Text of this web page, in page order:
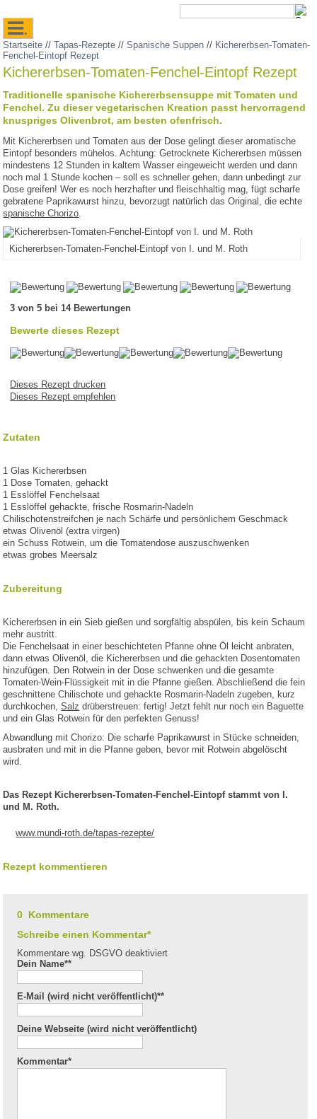
.
Startseite //Tapas-Rezepte //Spanische Suppen // Kichererbsen-Tomaten-
Fenchel-Eintopf Rezept
Kichererbsen-Tomaten-Fenchel-Eintopf Rezept
Traditionelle spanische Kichererbsensuppe mit Tomaten und
Fenchel. Zu dieser vegetarischen Kreation passt hervorragend
knuspriges Olivenbrot, am besten ofenfrisch.
Mit Kichererbsen und Tomaten aus der Dose gelingt dieser aromatische
Eintopf besonders mühelos. Achtung: Getrocknete Kichererbsen müssen
mindestens 12 Stunden in kaltem Wasser eingeweicht werden und dann
noch mal 1 Stunde kochen – soll es schneller gehen, dann unbedingt zur
Dose greifen! Wer es noch herzhafter und fleischhaltig mag, fügt scharfe
gebratene Paprikawurst hinzu, bevorzugt natürlich das Original, die echte
spanische Chorizo.
Kichererbsen-Tomaten-Fenchel-Eintopf von I. und M. Roth
3 von 5 bei 14 Bewertungen
Bewerte dieses Rezept
Dieses Rezept drucken
Dieses Rezept empfehlen
Zutaten
1 Glas Kichererbsen
1 Dose Tomaten, gehackt
1 Esslöffel Fenchelsaat
1 Esslöffel gehackte, frische Rosmarin-Nadeln
Chilischotenstreifchen je nach Schärfe und persönlichem Geschmack
etwas Olivenöl (extra virgen)
ein Schuss Rotwein, um die Tomatendose auszuschwenken
etwas grobes Meersalz
Zubereitung
Kichererbsen in ein Sieb gießen und sorgfältig abspülen, bis kein Schaum
mehr austritt.
Die Fenchelsaat in einer beschichteten Pfanne ohne Öl leicht anbraten,
dann etwas Olivenöl, die Kichererbsen und die gehackten Dosentomaten
hinzufügen. Den Rotwein in der Dose schwenken und die gesamte
Tomaten-Wein-Flüssigkeit mit in die Pfanne gießen. Abschließend die fein
geschnittene Chilischote und gehackte Rosmarin-Nadeln zugeben, kurz
durchkochen,Salz drüberstreuen: fertig! Jetzt fehlt nur noch ein Baguette
und ein Glas Rotwein für den perfekten Genuss!
Abwandlung mit Chorizo: Die scharfe Paprikawurst in Stücke schneiden,
ausbraten und mit in die Pfanne geben, bevor mit Rotwein abgelöscht
wird.
Das Rezept Kichererbsen-Tomaten-Fenchel-Eintopf stammt von I.
und M. Roth.
www.mundi-roth.de/tapas-rezepte/
Rezept kommentieren
0 Kommentare
Schreibe einen Kommentar*
Kommentare wg. DSGVO deaktiviert
Dein Name**
E-Mail (wird nicht veröffentlicht)**
Deine Webseite (wird nicht veröffentlicht)
Kommentar*